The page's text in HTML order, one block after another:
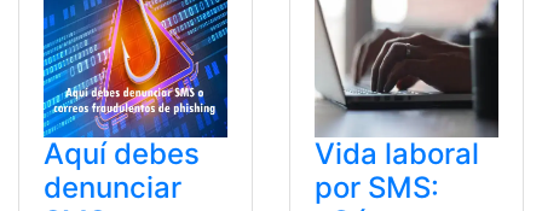
Aquí debes
denunciar
Vida laboral
por SMS: